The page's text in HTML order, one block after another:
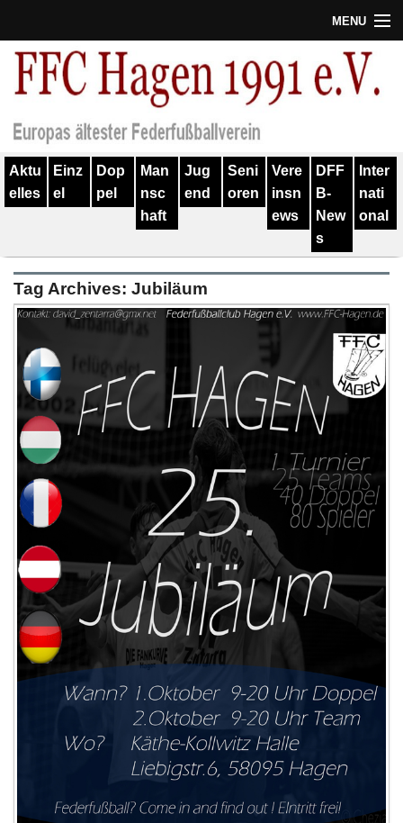
MENU
Termine
Verein
Geschichte
Training
Spieler
Links
Impressum
Aktu
elles
Einz
el
Dop
pel
Man
nsc
haft
Jug
end
Seni
oren
Vere
insn
ews
DFF
B-
New
s
Inter
nati
onal
Tag Archives: Jubiläum